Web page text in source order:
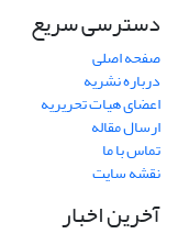
دسترسی سریع
صفحه اصلی
درباره نشریه
اعضای هیات تحریریه
ارسال مقاله
تماس با ما
نقشه سایت
آخرین اخبار